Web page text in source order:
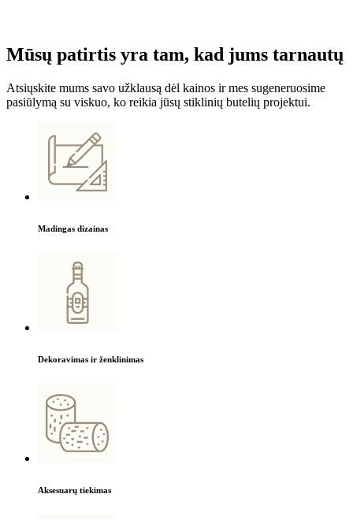
Mūsų patirtis yra tam, kad jums tarnautų
Atsiųskite mums savo užklausą dėl kainos ir mes sugeneruosime
pasiūlymą su viskuo, ko reikia jūsų stiklinių butelių projektui.
Madingas dizainas
Dekoravimas ir ženklinimas
Aksesuarų tiekimas